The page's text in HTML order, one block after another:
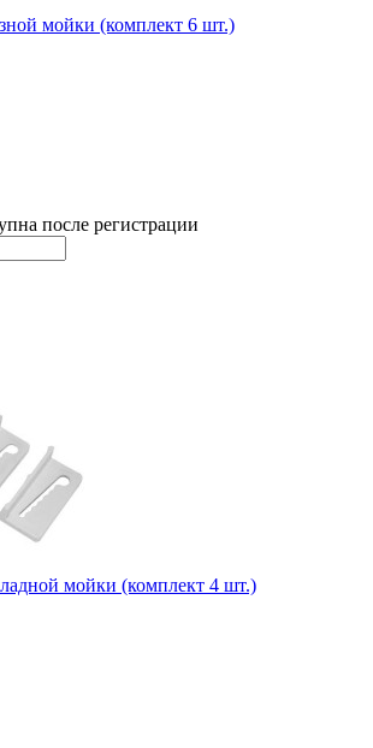
мойки (комплект 6 шт.)
после регистрации
мойки (комплект 4 шт.)